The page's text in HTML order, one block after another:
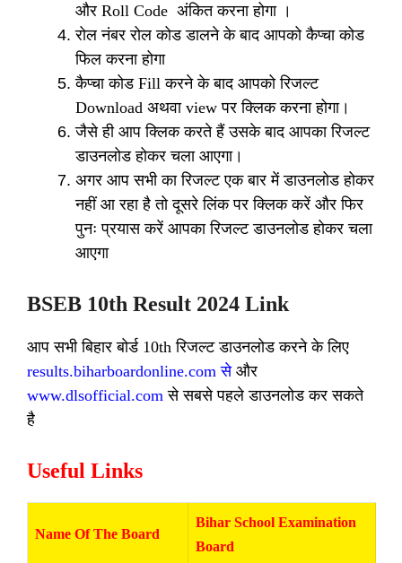
और Roll Code अंकित करना होगा ।
रोल नंबर रोल कोड डालने के बाद आपको कैप्चा कोड
फिल करना होगा
कैप्चा कोड Fill करने के बाद आपको रिजल्ट
Download अथवा view पर क्लिक करना होगा।
जैसे ही आप क्लिक करते हैं उसके बाद आपका रिजल्ट
डाउनलोड होकर चला आएगा।
अगर आप सभी का रिजल्ट एक बार में डाउनलोड होकर
नहीं आ रहा है तो दूसरे लिंक पर क्लिक करें और फिर
पुनः प्रयास करें आपका रिजल्ट डाउनलोड होकर चला
आएगा
BSEB 10th Result 2024 Link
आप सभी बिहार बोर्ड 10th रिजल्ट डाउनलोड करने के लिए
results.biharboardonline.comसेऔर
www.dlsofficial.com से सबसे पहले डाउनलोड कर सकते
है
Useful Links
Name Of The Board
Bihar School Examination
Board